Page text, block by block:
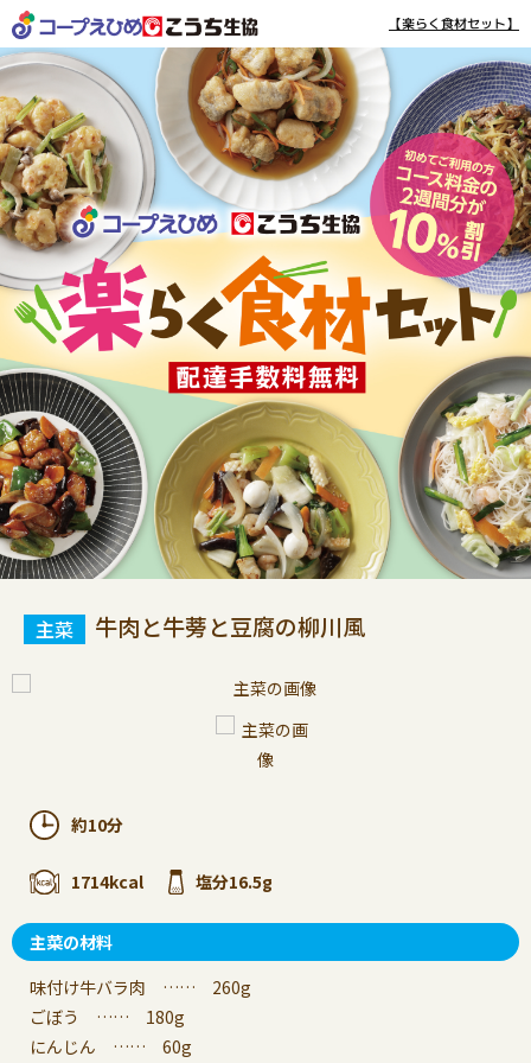
【楽らく食材セット】
牛肉と牛蒡と豆腐の柳川風
約10分
1714kcal 塩分16.5g
主菜の材料
味付け牛バラ肉 …… 260g
ごぼう …… 180g
にんじん …… 60g